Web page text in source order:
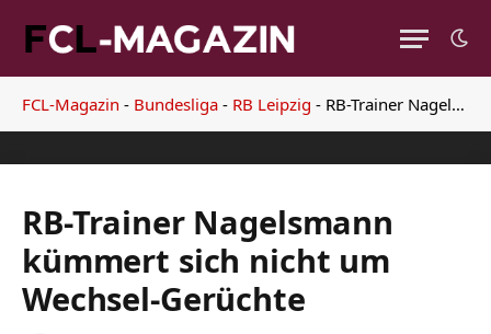
FCL-Magazin - Bundesliga - RB Leipzig - RB-Trainer Nagelsmann kümmert sich nicht um Wechsel-Gerüchte
RB-Trainer Nagelsmann
kümmert sich nicht um
Wechsel-Gerüchte